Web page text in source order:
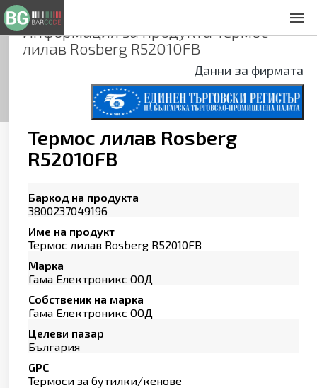
Информация за продуктаТермос
лилав Rosberg R52010FB
Данни за фирмата
Термос лилав Rosberg
R52010FB
Баркод на продукта
3800237049196
Име на продукт
Термос лилав Rosberg R52010FB
Марка
Гама Електроникс ООД
Собственик на марка
Гама Електроникс ООД
Целеви пазар
България
GPC
Термоси за бутилки/кенове
Общи условия
Декларация за проверителност
Заснемане на продукти
Контакти